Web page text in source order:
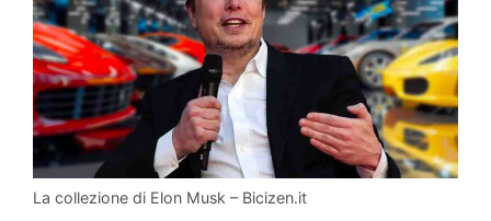
La collezione di Elon Musk – Bicizen.it